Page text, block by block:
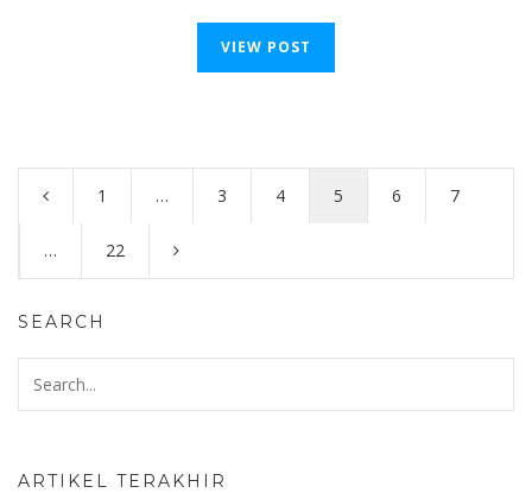
VIEW POST
navigation
1 … 3 4 5 6 7
… 22
SEARCH
ARTIKEL TERAKHIR